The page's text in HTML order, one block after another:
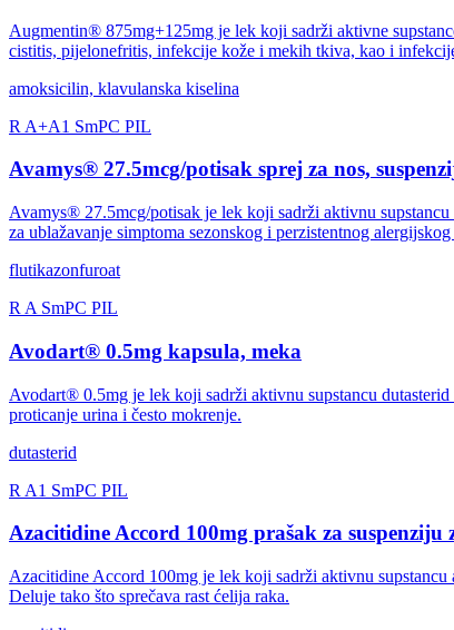
Augmentin® 875mg+125mg je lek koji sadrži aktivne
cistitis, pijelonefritis, infekcije kože i mekih tkiva, kao i
amoksicilin, klavulanska kiselina
R A+A1 SmPC PIL
Avamys® 27.5mcg/potisak sprej za nos,
Avamys® 27.5mcg/potisak je lek koji sadrži aktivnu
za ublažavanje simptoma sezonskog i perzistentnog
flutikazonfuroat
R A SmPC PIL
Avodart® 0.5mg kapsula, meka
Avodart® 0.5mg je lek koji sadrži aktivnu supstancu
proticanje urina i često mokrenje.
dutasterid
R A1 SmPC PIL
Azacitidine Accord 100mg prašak za suspenziju
Azacitidine Accord 100mg je lek koji sadrži aktivnu
Deluje tako što sprečava rast ćelija raka.